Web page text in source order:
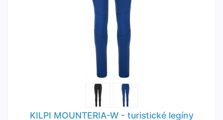
KILPI MOUNTERIA-W - turistické legíny